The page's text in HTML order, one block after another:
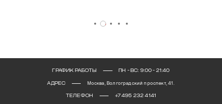
ГРАФИК РАБОТЫ ПН - ВС: 9:00 - 21:40
АДРЕС Москва, Волгоградский проспект, 41.
ТЕЛЕФОН +7 495 232 4141